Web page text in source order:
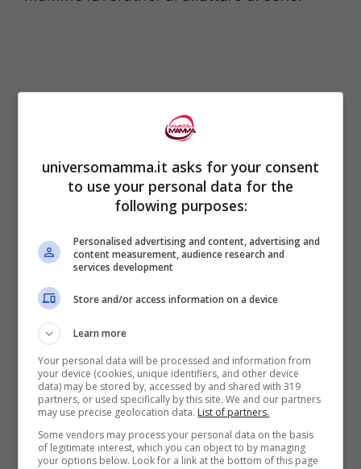
universomamma.it asks for your consent
to use your personal data for the
following purposes:
Personalised advertising and content, advertising and
content measurement, audience research and
services development
Store and/or access information on a device
Learn more
Your personal data will be processed and information from
your device (cookies, unique identifiers, and other device
data) may be stored by, accessed by and shared with 319
partners, or used specifically by this site. We and our partners
may use precise geolocation data. List of partners.
Some vendors may process your personal data on the basis
of legitimate interest, which you can object to by managing
your options below. Look for a link at the bottom of this page